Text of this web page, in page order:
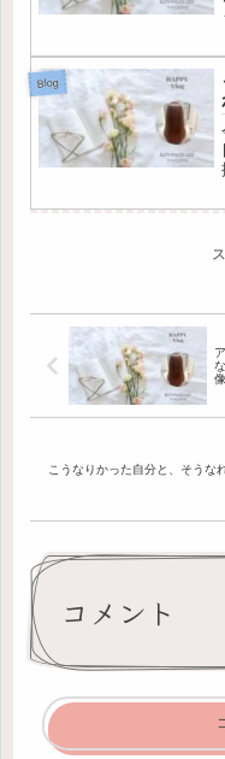
Blog
こうなりかった自分と、そうな
コメント